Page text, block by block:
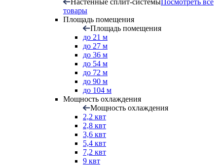
Настенные сплит-системыПосмотреть все
товары
Площадь помещения
Площадь помещения
до 21 м
до 27 м
до 36 м
до 54 м
до 72 м
до 90 м
до 104 м
Мощность охлаждения
Мощность охлаждения
2,2 квт
2,8 квт
3,6 квт
5,4 квт
7,2 квт
9 квт